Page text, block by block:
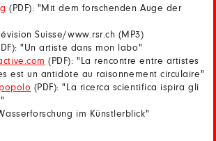
(PDF): "Mit dem forschenden Auge der
Suisse/www.rsr.ch (MP3)
"Un artiste dans mon labo"
(PDF): "La rencontre entre artistes
est un antidote au raisonnement circulaire"
(PDF): "La ricerca scientifica ispira gli
im Künstlerblick"